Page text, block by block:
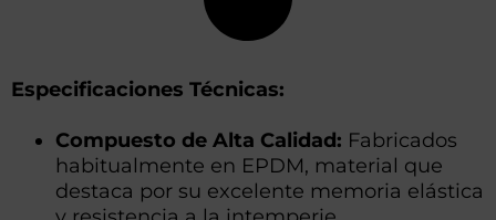
Especificaciones Técnicas:
Compuesto de Alta Calidad: Fabricados
habitualmente en EPDM, material que
destaca por su excelente memoria elástica